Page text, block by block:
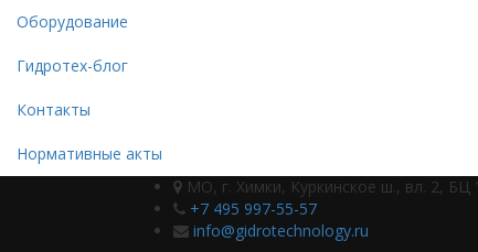
Оборудование
Гидротех-блог
Контакты
Нормативные акты
МО, г. Химки, Куркинское ш., вл. 2, БЦ
+7 495 997-55-57
info@gidrotechnology.ru